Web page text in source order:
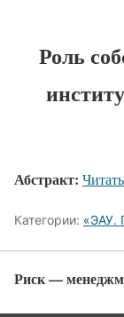
Роль
Абстракт: Читать
Категории: «ЭАУ.
Риск —